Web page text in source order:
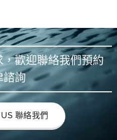
願進行
遺產分
配，確
保您的
遺囑具
有強而
有力的
歡迎聯絡我們預約
諮詢
聯絡我們